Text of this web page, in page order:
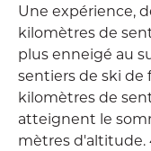
Une expérience,
kilomètres de
plus enneigé au
sentiers de ski de
kilomètres de
atteignent le
mètres d'altitude.